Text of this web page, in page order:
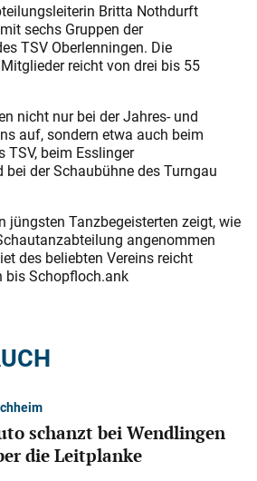
Britta Nothdurft
sechs Gruppen der
TSV Oberlenningen. Die
reicht von drei bis 55
nicht nur bei der Jahres- und
auf, sondern etwa auch beim
TSV, beim Esslinger
der Schaubühne des Turngau
jüngsten Tanzbegeisterten zeigt, wie
angenommen
des beliebten Vereins reicht
bis Schopfloch.ank
schanzt bei Wendlingen
die Leitplanke